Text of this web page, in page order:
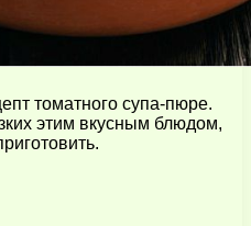
томатного супа-пюре.
этим вкусным блюдом,